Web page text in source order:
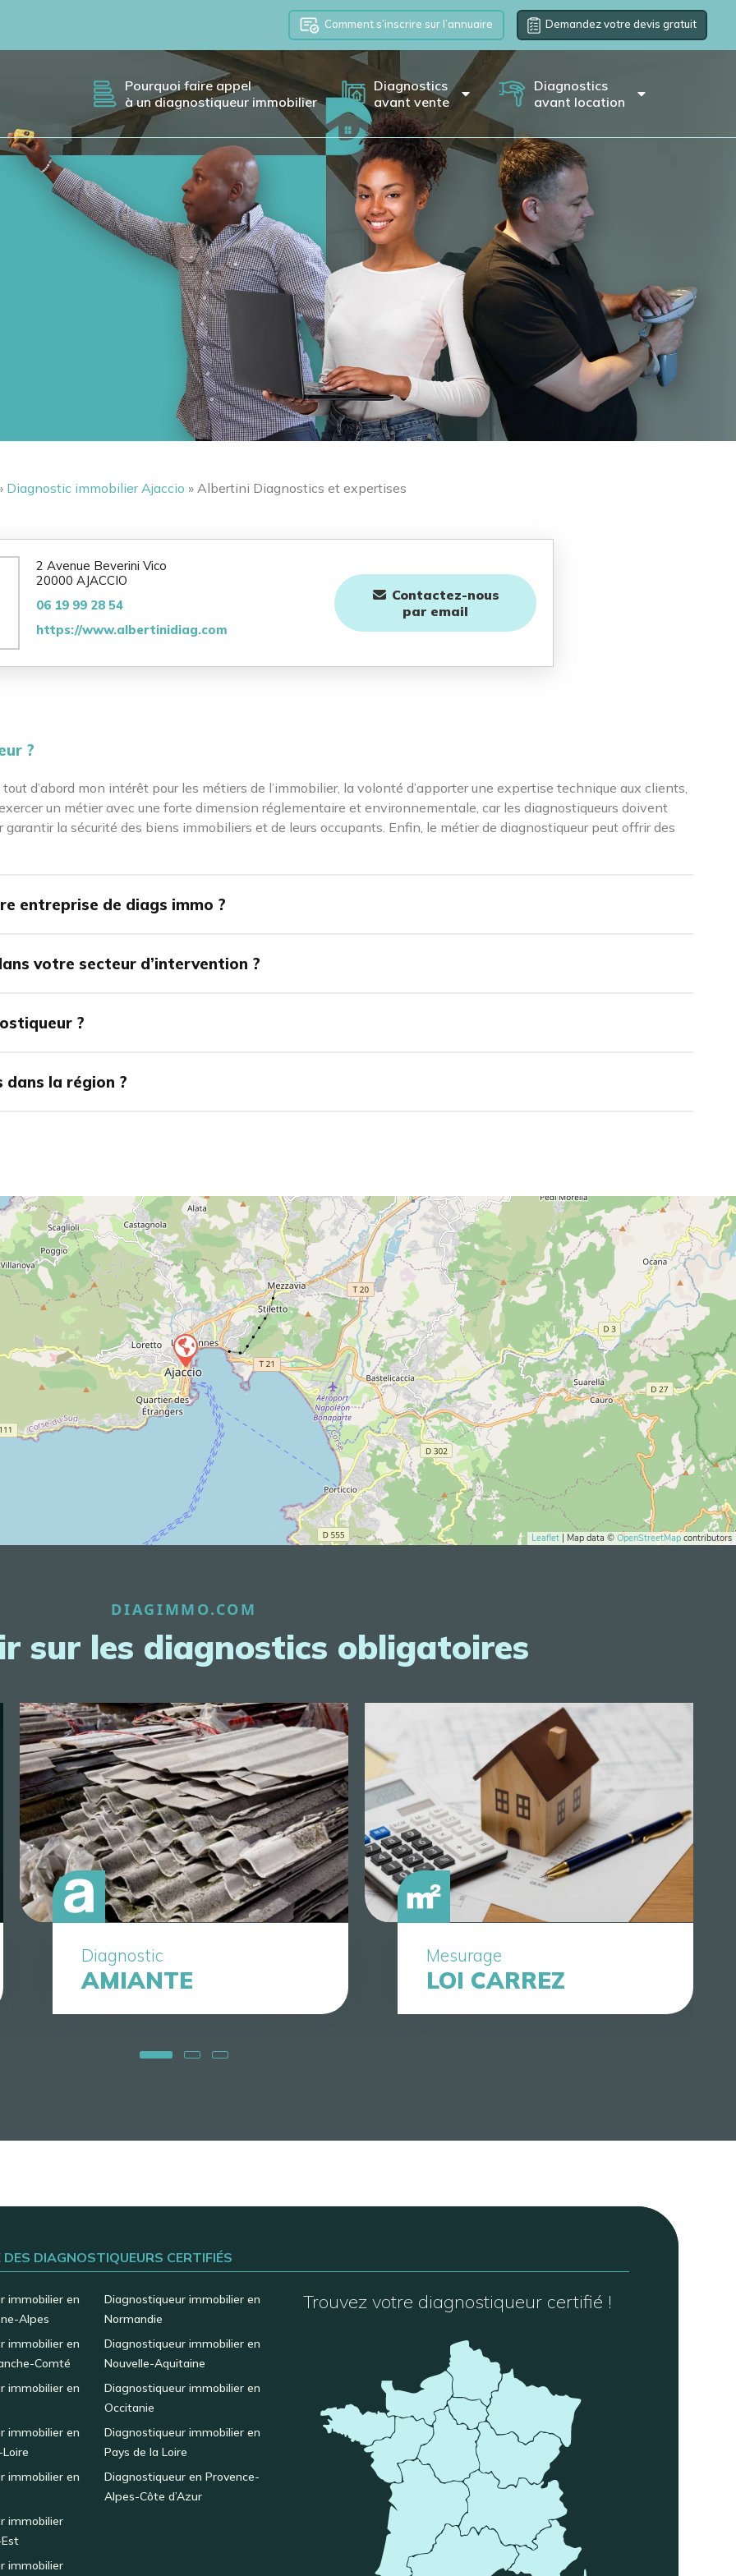
Comment s’inscrire sur l’annuaire Demandez votre devis gratuit
Pourquoi faire appel
à un diagnostiqueur immobilier
Diagnostics
avant vente
Diagnostics
avant location
Diagnostic immobilier Ajaccio » Albertini Diagnostics et expertises
2 Avenue Beverini Vico
20000 AJACCIO
06 19 99 28 54
https://www.albertinidiag.com
Contactez-nous
par email
?
d’abord mon intérêt pour les métiers de l’immobilier, la volonté d’apporter une expertise technique aux clients,
un métier avec une forte dimension réglementaire et environnementale, car les diagnostiqueurs doivent
la sécurité des biens immobiliers et de leurs occupants. Enfin, le métier de diagnostiqueur peut offrir des
entreprise de diags immo ?
votre secteur d’intervention ?
?
la région ?
Leaflet | Map data © OpenStreetMap contributors
DIAGIMMO.COM
sur les diagnostics obligatoires
Diagnostic
AMIANTE
Mesurage
LOI CARREZ
DES DIAGNOSTIQUEURS CERTIFIÉS
immobilier en
Alpes
immobilier en
Comté
immobilier en
immobilier en
immobilier en
immobilier
immobilier
Diagnostiqueur immobilier en
Normandie
Diagnostiqueur immobilier en
Nouvelle-Aquitaine
Diagnostiqueur immobilier en
Occitanie
Diagnostiqueur immobilier en
Pays de la Loire
Diagnostiqueur en Provence-
Alpes-Côte d’Azur
Trouvez votre diagnostiqueur certifié !